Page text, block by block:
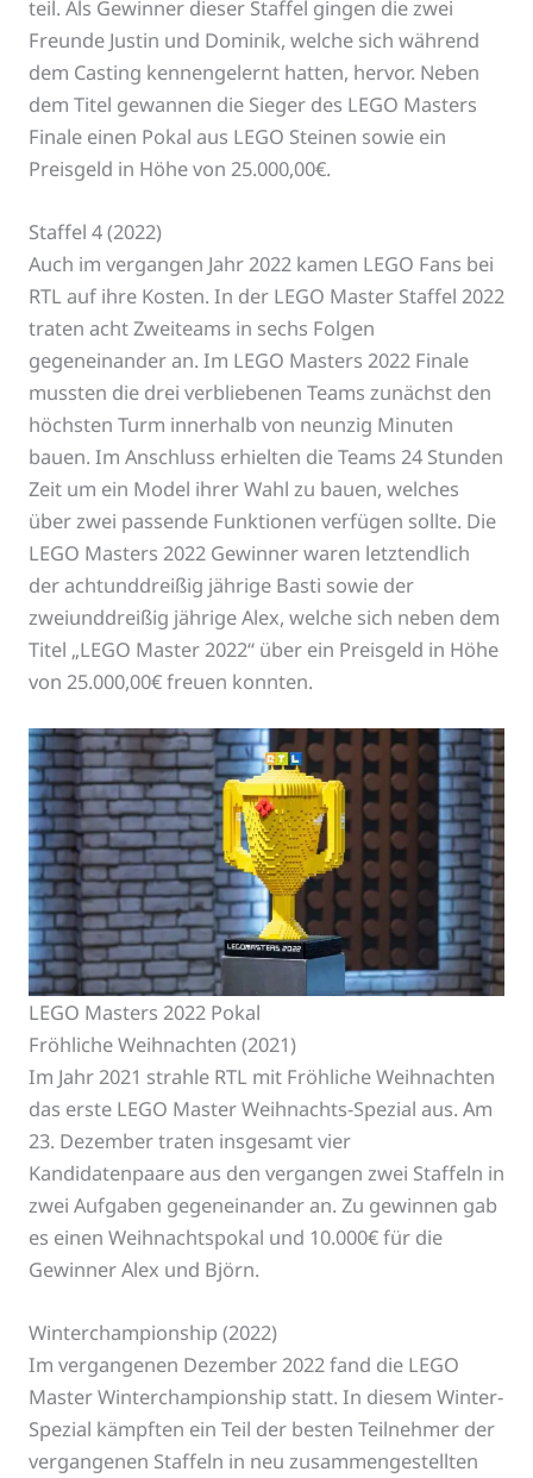
teil. Als Gewinner dieser Staffel gingen die zwei
Freunde Justin und Dominik, welche sich während
dem Casting kennengelernt hatten, hervor. Neben
dem Titel gewannen die Sieger des LEGO Masters
Finale einen Pokal aus LEGO Steinen sowie ein
Preisgeld in Höhe von 25.000,00€.
Staffel 4 (2022)
Auch im vergangen Jahr 2022 kamen LEGO Fans bei
RTL auf ihre Kosten. In der LEGO Master Staffel 2022
traten acht Zweiteams in sechs Folgen
gegeneinander an. Im LEGO Masters 2022 Finale
mussten die drei verbliebenen Teams zunächst den
höchsten Turm innerhalb von neunzig Minuten
bauen. Im Anschluss erhielten die Teams 24 Stunden
Zeit um ein Model ihrer Wahl zu bauen, welches
über zwei passende Funktionen verfügen sollte. Die
LEGO Masters 2022 Gewinner waren letztendlich
der achtunddreißig jährige Basti sowie der
zweiunddreißig jährige Alex, welche sich neben dem
Titel „LEGO Master 2022“ über ein Preisgeld in Höhe
von 25.000,00€ freuen konnten.
LEGO Masters 2022 Pokal
Fröhliche Weihnachten (2021)
Im Jahr 2021 strahle RTL mit Fröhliche Weihnachten
das erste LEGO Master Weihnachts-Spezial aus. Am
23. Dezember traten insgesamt vier
Kandidatenpaare aus den vergangen zwei Staffeln in
zwei Aufgaben gegeneinander an. Zu gewinnen gab
es einen Weihnachtspokal und 10.000€ für die
Gewinner Alex und Björn.
Winterchampionship (2022)
Im vergangenen Dezember 2022 fand die LEGO
Master Winterchampionship statt. In diesem Winter-
Spezial kämpften ein Teil der besten Teilnehmer der
vergangenen Staffeln in neu zusammengestellten